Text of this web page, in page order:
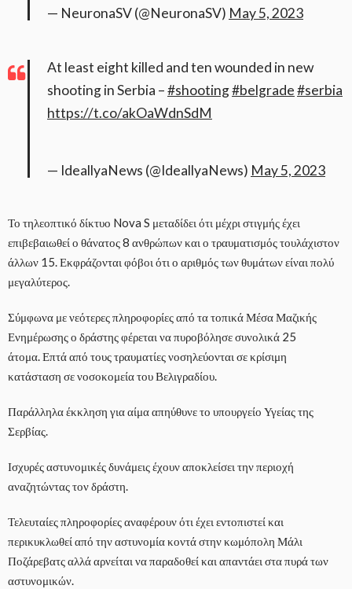
— NeuronaSV (@NeuronaSV) May 5, 2023
At least eight killed and ten wounded in new
shooting in Serbia –#shooting#belgrade#serbia
https://t.co/akOaWdnSdM
— IdeallyaNews (@IdeallyaNews) May 5, 2023
Το τηλεοπτικό δίκτυο Nova S μεταδίδει ότι μέχρι στιγμής έχει
επιβεβαιωθεί ο θάνατος 8 ανθρώπων και ο τραυματισμός τουλάχιστον
άλλων 15. Εκφράζονται φόβοι ότι ο αριθμός των θυμάτων είναι πολύ
μεγαλύτερος.
Σύμφωνα με νεότερες πληροφορίες από τα τοπικά Μέσα Μαζικής
Ενημέρωσης ο δράστης φέρεται να πυροβόλησε συνολικά 25
άτομα. Επτά από τους τραυματίες νοσηλεύονται σε κρίσιμη
κατάσταση σε νοσοκομεία του Βελιγραδίου.
Παράλληλα έκκληση για αίμα απηύθυνε το υπουργείο Υγείας της
Σερβίας.
Ισχυρές αστυνομικές δυνάμεις έχουν αποκλείσει την περιοχή
αναζητώντας τον δράστη.
Τελευταίες πληροφορίες αναφέρουν ότι έχει εντοπιστεί και
περικυκλωθεί από την αστυνομία κοντά στην κωμόπολη Μάλι
Ποζάρεβατς αλλά αρνείται να παραδοθεί και απαντάει στα πυρά των
αστυνομικών.